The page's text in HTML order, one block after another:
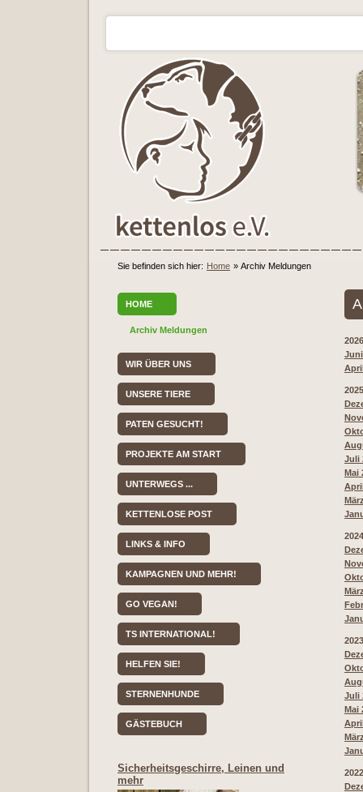
Sie befinden sich hier: Home » Archiv Meldungen
HOME
Archiv Meldungen
WIR ÜBER UNS
UNSERE TIERE
PATEN GESUCHT!
PROJEKTE AM START
UNTERWEGS ...
KETTENLOSE POST
LINKS & INFO
KAMPAGNEN UND MEHR!
GO VEGAN!
TS INTERNATIONAL!
HELFEN SIE!
STERNENHUNDE
GÄSTEBUCH
Sicherheitsgeschirre, Leinen und
mehr
2026
2025
Juli
Mai
2024
2023
Juli
Mai
2022